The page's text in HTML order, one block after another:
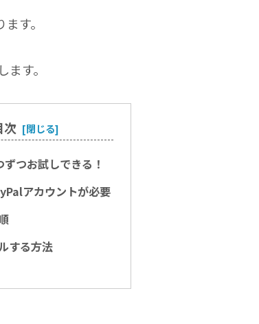
す。
す。
次
つお試しできる！
アカウントが必要
する方法